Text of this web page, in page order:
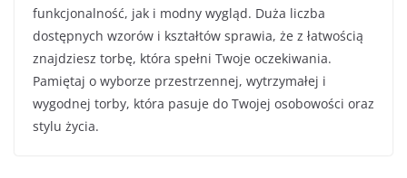
funkcjonalność, jak i modny wygląd. Duża liczba
dostępnych wzorów i kształtów sprawia, że z łatwością
znajdziesz torbę, która spełni Twoje oczekiwania.
Pamiętaj o wyborze przestrzennej, wytrzymałej i
wygodnej torby, która pasuje do Twojej osobowości oraz
stylu życia.